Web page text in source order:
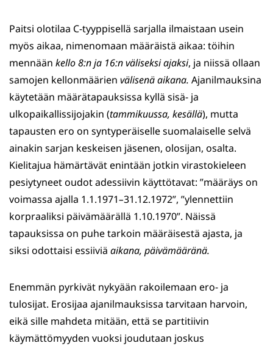
Paitsi olotilaa C-tyyppisellä sarjalla ilmaistaan usein
myös aikaa, nimenomaan määräistä aikaa: töihin
mennään kello 8:n ja 16:n väliseksi ajaksi, ja niissä ollaan
samojen kellonmäärien välisenä aikana. Ajanilmauksina
käytetään määrätapauksissa kyllä sisä- ja
ulkopaikallissijojakin (tammikuussa, kesällä), mutta
tapausten ero on syntyperäiselle suomalaiselle selvä
ainakin sarjan keskeisen jäsenen, olosijan, osalta.
Kielitajua hämärtävät enintään jotkin virastokieleen
pesiytyneet oudot adessiivin käyttötavat: ”määräys on
voimassa ajalla 1.1.1971–31.12.1972”, ”ylennettiin
korpraaliksi päivämäärällä 1.10.1970”. Näissä
tapauksissa on puhe tarkoin määräisestä ajasta, ja
siksi odottaisi essiiviä aikana, päivämääränä.
Enemmän pyrkivät nykyään rakoilemaan ero- ja
tulosijat. Erosijaa ajanilmauksissa tarvitaan harvoin,
eikä sille mahdeta mitään, että se partitiivin
käymättömyyden vuoksi joudutaan joskus